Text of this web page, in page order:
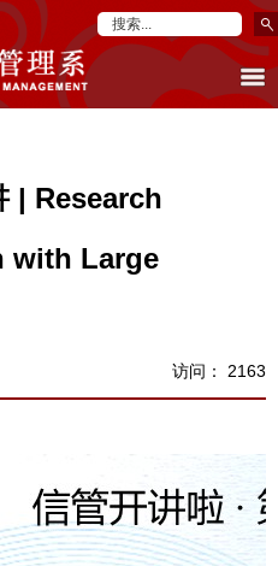
| Research
with Large
访问： 2163